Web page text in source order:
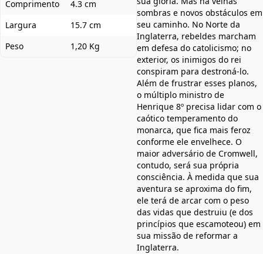
Comprimento
4.3 cm
Largura
15.7 cm
Peso
1,20 Kg
sombras e novos obstáculos em
seu caminho. No Norte da
Inglaterra, rebeldes marcham
em defesa do catolicismo; no
exterior, os inimigos do rei
conspiram para destroná-lo.
Além de frustrar esses planos,
o múltiplo ministro de
Henrique 8º precisa lidar com o
caótico temperamento do
monarca, que fica mais feroz
conforme ele envelhece. O
maior adversário de Cromwell,
contudo, será sua própria
consciência. À medida que sua
aventura se aproxima do fim,
ele terá de arcar com o peso
das vidas que destruiu (e dos
princípios que escamoteou) em
sua missão de reformar a
Inglaterra.